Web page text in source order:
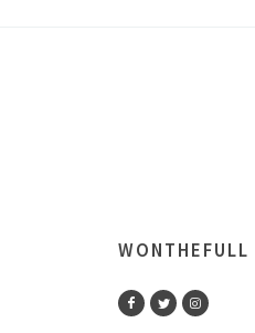
WONTHEFULL